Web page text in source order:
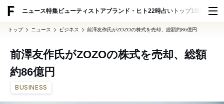
ニュース特集ビューティ ストアブランド・ヒト22時占い トップ100 スナッ
トップ ニュース ビジネス 前澤友作氏がZOZOの株式を売却、総額約86億円
前澤友作氏がZOZOの株式を売却、総額
約86億円
BUSINESS